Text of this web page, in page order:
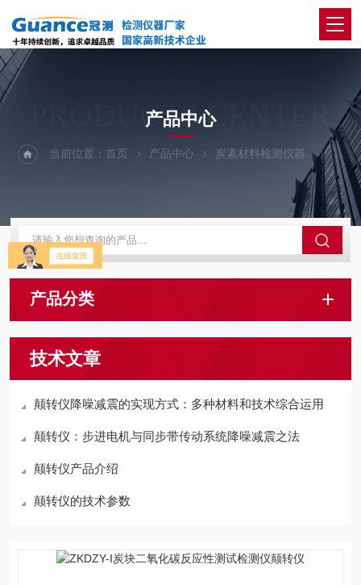
PRODUCTS CENTER
产品中心
当前位置：首页 产品中心 炭素材料检测仪器 颠转仪
产品分类
技术文章
颠转仪降噪减震的实现方式：多种材料和技术综合运用
颠转仪：步进电机与同步带传动系统降噪减震之法
颠转仪产品介绍
颠转仪的技术参数